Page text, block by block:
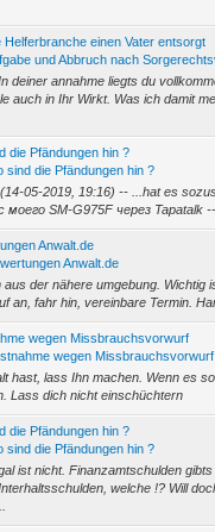
Helferbranche einen Vater entsorgt
und Abbruch nach
deiner annahme liegts du
auch in Ihr Wirkt. Was ich damit
die Pfändungen hin ?
sind die Pfändungen hin ?
05-2019, 19:16) -- ...hat es
SM-G975F через Tapatalk
Anwalt.de
Anwalt.de
aus der nähere umgebung. Wichtig
an, fahr hin, vereinbare Termin.
wegen Missbrauchsvorwurf
wegen Missbrauchsvorwurf
hast, lass Ihn machen. Wenn es
Lass dich nicht einschüchtern
die Pfändungen hin ?
sind die Pfändungen hin ?
ist nicht. Finanzamtschulden
welche !? Will